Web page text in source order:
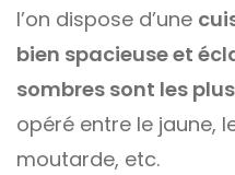
l’on dispose d’une
bien spacieuse et
sombres sont les
opéré entre le jaune,
moutarde, etc.